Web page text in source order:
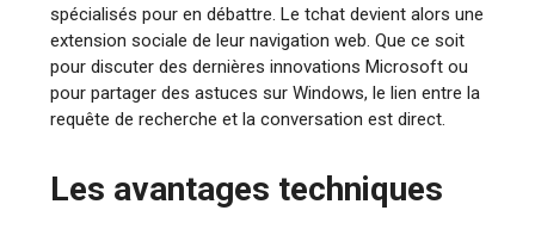
spécialisés pour en débattre. Le tchat devient alors une
extension sociale de leur navigation web. Que ce soit
pour discuter des dernières innovations Microsoft ou
pour partager des astuces sur Windows, le lien entre la
requête de recherche et la conversation est direct.
Les avantages techniques